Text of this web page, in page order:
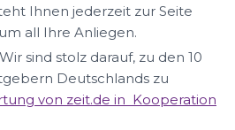
Ihnen jederzeit zur Seite
all Ihre Anliegen.
Wir sind stolz darauf, zu den 10
Deutschlands zu
von zeit.de in Kooperation